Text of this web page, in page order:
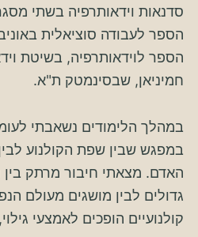
סדנאות וידאותרפיה בשתי
הספר לעבודה סוציאלית
הספר לוידאותרפיה, בשיטת
חמיניאן, שבסינמטק ת"א.
במהלך הלימודים נשאבתי
במפגש שבין שפת הקולנוע
האדם. מצאתי חיבור מרתק
גדולים לבין מושגים מעולם
קולנועיים הופכים לאמצעי